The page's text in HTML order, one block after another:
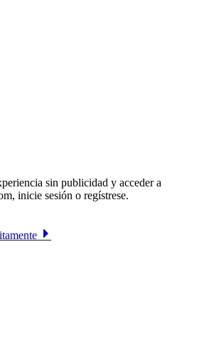
sin publicidad y acceder a
inicie sesión o regístrese.